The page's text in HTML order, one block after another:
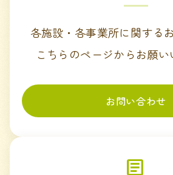
各施設・各事業所に関する
こちらのページからお願い
お問い合わせ